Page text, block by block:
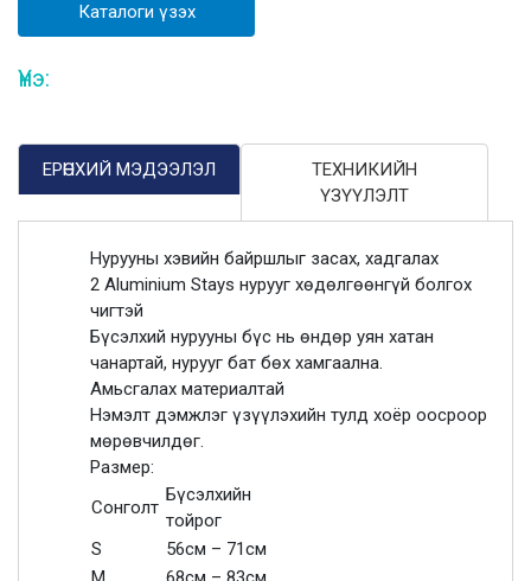
Каталоги үзэх
Үнэ:
ЕРӨНХИЙ МЭДЭЭЛЭЛ
ТЕХНИКИЙН
ҮЗҮҮЛЭЛТ
Нурууны хэвийн байршлыг засах, хадгалах
2 Aluminium Stays нурууг хөдөлгөөнгүй болгох
чигтэй
Бүсэлхий нурууны бүс нь өндөр уян хатан
чанартай, нурууг бат бөх хамгаална.
Амьсгалах материалтай
Нэмэлт дэмжлэг үзүүлэхийн тулд хоёр оосроор
мөрөвчилдөг.
Размер:
Сонголт
Бүсэлхийн
тойрог
S
56см – 71см